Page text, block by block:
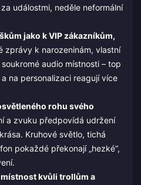
událostmi, neděle neformální
jako k VIP zákazníkům,
zprávy k narozeninám, vlastní
audio místnosti – top
na personalizaci reagují více
rohu svého
a zvuku předpovídá udržení
Kruhové světlo, tichá
pokaždé překonají „hezké“,
kvůli trollům a